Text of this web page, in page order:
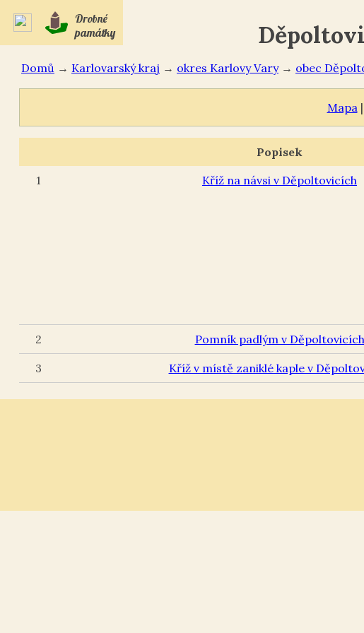
Drobné
památky
Domů → Karlovarský kraj → okres Karlovy Vary→
Mapa
Popisek
1
Kříž na návsi v Děpoltovicích
2 Pomník padlým v Děpoltovicích
3 Kříž v místě zaniklé kaple v